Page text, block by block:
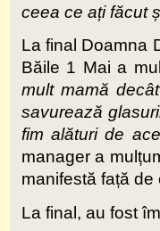
ceea ce ați făcut
La final Doamna
Băile 1 Mai a
mult mamă
savurează
fim alături de
manager a
manifestă față de
La final, au fost